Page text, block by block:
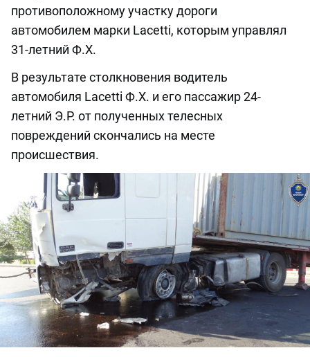
противоположному участку дороги
автомобилем марки Lacetti, которым управлял
31-летний Ф.Х.
В результате столкновения водитель
автомобиля Lacetti Ф.Х. и его пассажир 24-
летний Э.Р. от полученных телесных
повреждений скончались на месте
происшествия.